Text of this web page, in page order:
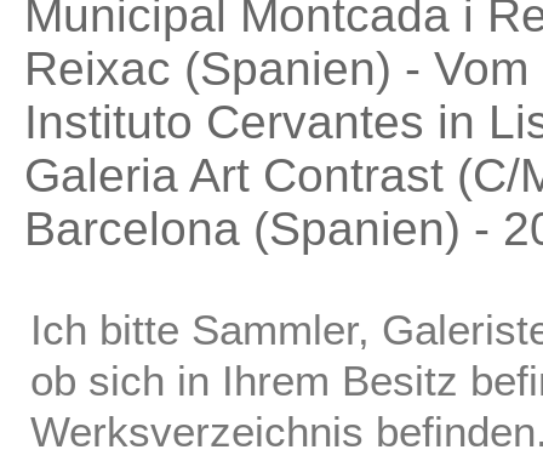
Municipal Montcada i
Reixac (Spanien) -
Instituto Cervantes in
Galeria Art Contrast (C/
Barcelona (Spanien) -
Ich bitte Sammler,
ob sich in Ihrem Besitz
Werksverzeichnis